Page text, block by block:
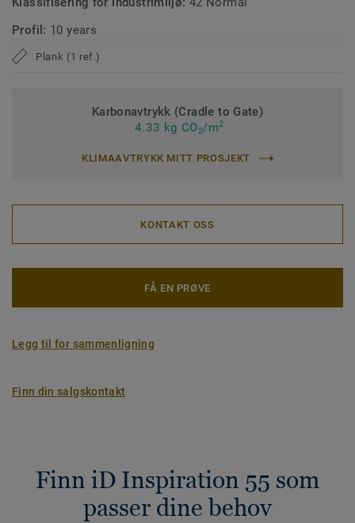
Profil: 10 years
Plank (1 ref.)
Karbonavtrykk (Cradle to Gate)
4.33 kg CO2/m2
KLIMAAVTRYKK MITT PROSJEKT
KONTAKT OSS
FÅ EN PRØVE
Legg til for sammenligning
Finn din salgskontakt
Finn iD Inspiration 55 som
passer dine behov